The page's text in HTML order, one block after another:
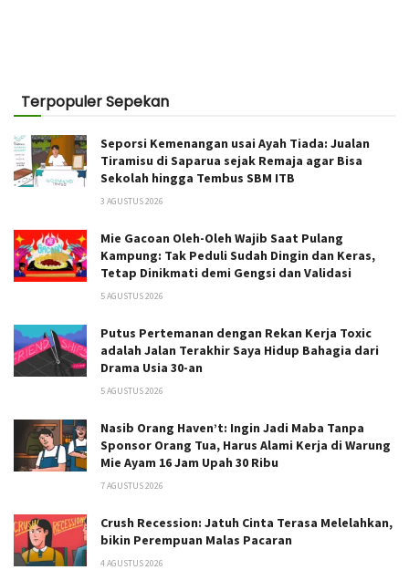
Terpopuler Sepekan
Seporsi Kemenangan usai Ayah Tiada: Jualan
Tiramisu di Saparua sejak Remaja agar Bisa
Sekolah hingga Tembus SBM ITB
3 AGUSTUS 2026
Mie Gacoan Oleh-Oleh Wajib Saat Pulang
Kampung: Tak Peduli Sudah Dingin dan Keras,
Tetap Dinikmati demi Gengsi dan Validasi
5 AGUSTUS 2026
Putus Pertemanan dengan Rekan Kerja Toxic
adalah Jalan Terakhir Saya Hidup Bahagia dari
Drama Usia 30-an
5 AGUSTUS 2026
Nasib Orang Haven’t: Ingin Jadi Maba Tanpa
Sponsor Orang Tua, Harus Alami Kerja di Warung
Mie Ayam 16 Jam Upah 30 Ribu
7 AGUSTUS 2026
Crush Recession: Jatuh Cinta Terasa Melelahkan,
bikin Perempuan Malas Pacaran
4 AGUSTUS 2026